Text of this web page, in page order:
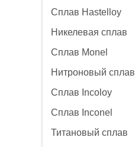
Сплав Hastelloy
Никелевая сплав
Сплав Monel
Нитроновый сплав
Сплав Incoloy
Сплав Inconel
Титановый сплав